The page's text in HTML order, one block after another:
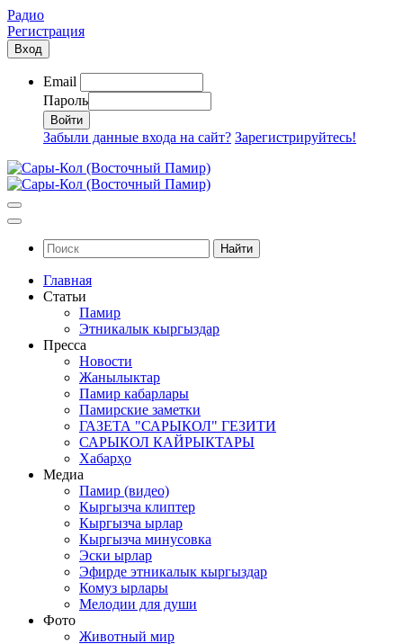
Радио
Регистрация
Вход
Email
Пароль
Забыли данные входа на сайт? Зарегистрируйтесь!
Найти
Главная
Статьи
Памир
Этникалык кыргыздар
Пресса
Новости
Жанылыктар
Памир кабарлары
Памирские заметки
ГАЗЕТА "САРЫКОЛ" ГЕЗИТИ
САРЫКОЛ КАЙРЫКТАРЫ
Хабарҳо
Медиа
Памир (видео)
Кыргызча клиптер
Кыргызча ырлар
Кыргызча минусовка
Эски ырлар
Эфирде этникалык кыргыздар
Комуз ырлары
Мелодии для души
Фото
Животный мир